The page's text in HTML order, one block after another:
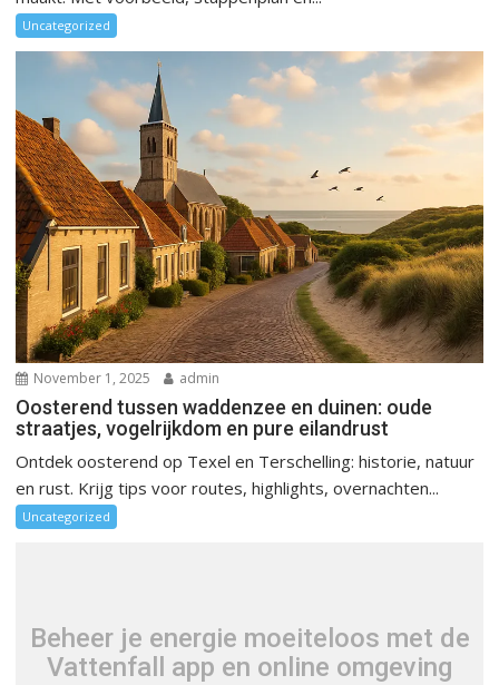
Uncategorized
November 1, 2025 admin
Oosterend tussen waddenzee en duinen: oude
straatjes, vogelrijkdom en pure eilandrust
Ontdek oosterend op Texel en Terschelling: historie, natuur
en rust. Krijg tips voor routes, highlights, overnachten...
Uncategorized
Beheer je energie moeiteloos met de
Vattenfall app en online omgeving